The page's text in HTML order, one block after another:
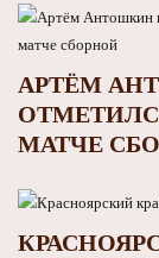
АРТЁМ
МАТЧЕ